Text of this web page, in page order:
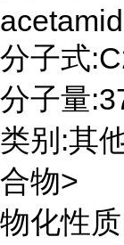
分子式
分子量
类别:其
合物>
物化性